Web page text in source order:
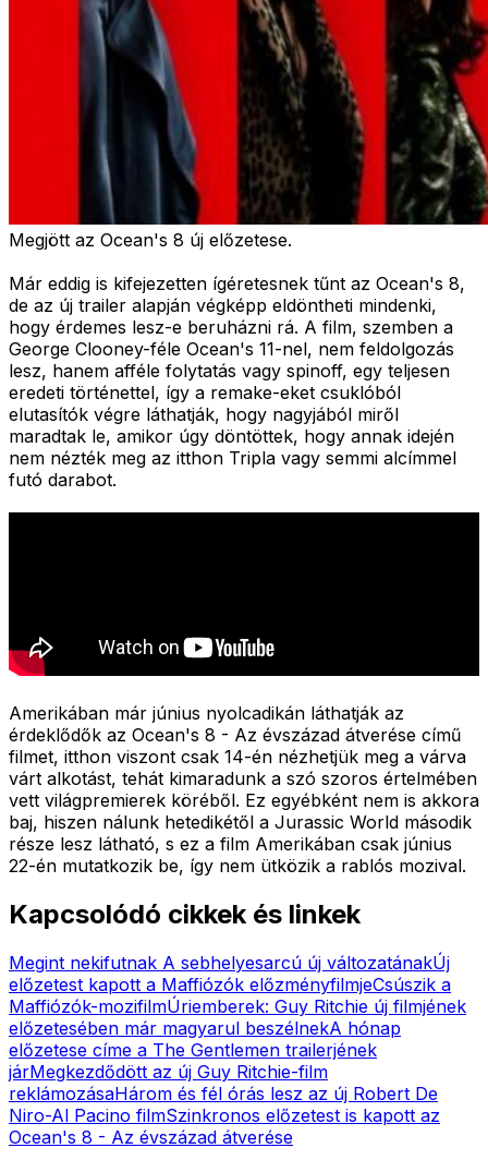
Megjött az Ocean's 8 új előzetese.
Már eddig is kifejezetten ígéretesnek tűnt az Ocean's 8,
de az új trailer alapján végképp eldöntheti mindenki,
hogy érdemes lesz-e beruházni rá. A film, szemben a
George Clooney-féle Ocean's 11-nel, nem feldolgozás
lesz, hanem afféle folytatás vagy spinoff, egy teljesen
eredeti történettel, így a remake-eket csuklóból
elutasítók végre láthatják, hogy nagyjából miről
maradtak le, amikor úgy döntöttek, hogy annak idején
nem nézték meg az itthon Tripla vagy semmi alcímmel
futó darabot.
Amerikában már június nyolcadikán láthatják az
érdeklődők az Ocean's 8 - Az évszázad átverése című
filmet, itthon viszont csak 14-én nézhetjük meg a várva
várt alkotást, tehát kimaradunk a szó szoros értelmében
vett világpremierek köréből. Ez egyébként nem is akkora
baj, hiszen nálunk hetedikétől a Jurassic World második
része lesz látható, s ez a film Amerikában csak június
22-én mutatkozik be, így nem ütközik a rablós mozival.
Kapcsolódó cikkek és linkek
Megint nekifutnak A sebhelyesarcú új változatánakÚj
előzetest kapott a Maffiózók előzményfilmjeCsúszik a
Maffiózók-mozifilmÚriemberek: Guy Ritchie új filmjének
előzetesében már magyarul beszélnekA hónap
előzetese címe a The Gentlemen trailerjének
járMegkezdődött az új Guy Ritchie-film
reklámozásaHárom és fél órás lesz az új Robert De
Niro-Al Pacino filmSzinkronos előzetest is kapott az
Ocean's 8 - Az évszázad átverése